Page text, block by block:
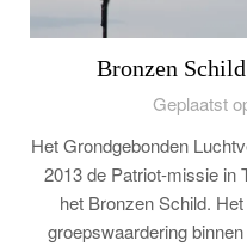
Bronzen
Geplaatst
Het Grondgebonden
2013 de Patriot-missie in
het Bronzen Schild.
groepswaardering